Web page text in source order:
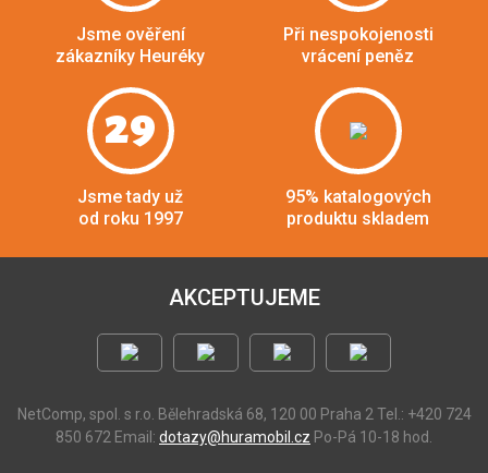
Jsme ověření
zákazníky Heuréky
Při nespokojenosti
vrácení peněz
29
Jsme tady už
od roku 1997
95% katalogových
produktu skladem
AKCEPTUJEME
NetComp, spol. s r.o. Bělehradská 68, 120 00 Praha 2 Tel.: +420 724
850 672 Email: dotazy@huramobil.cz Po-Pá 10-18 hod.